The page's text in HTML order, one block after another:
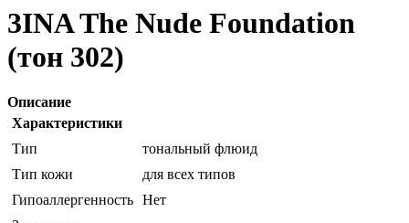
3INA The Nude Foundation
(тон 302)
Описание
Характеристики
Тип
тональный флюид
Тип кожи
для всех типов
Гипоаллергенность Нет